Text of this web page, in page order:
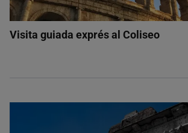
Visita guiada exprés al Coliseo